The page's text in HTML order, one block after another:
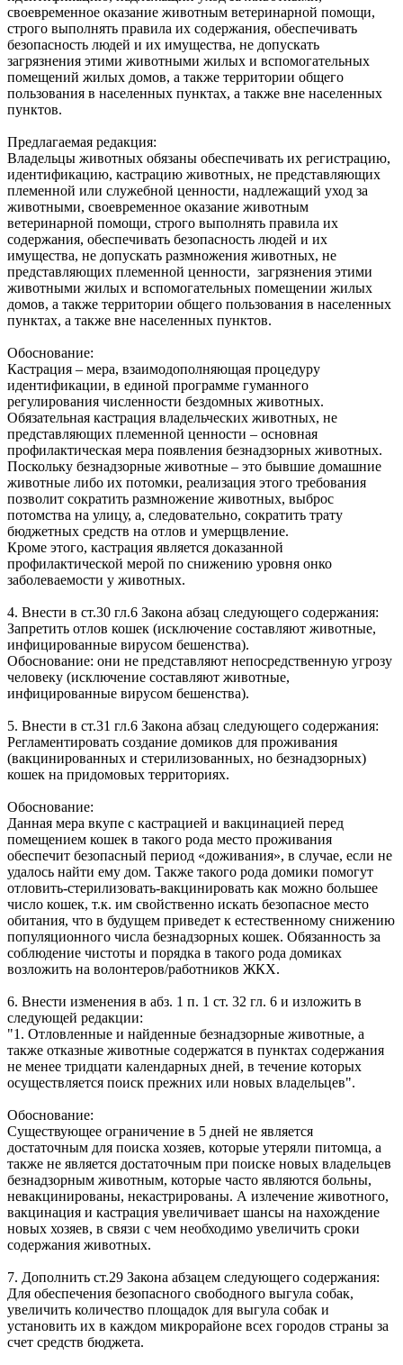
своевременное оказание животным ветеринарной помощи,
строго выполнять правила их содержания, обеспечивать
безопасность людей и их имущества, не допускать
загрязнения этими животными жилых и вспомогательных
помещений жилых домов, а также территории общего
пользования в населенных пунктах, а также вне населенных
пунктов.
Предлагаемая редакция:
Владельцы животных обязаны обеспечивать их регистрацию,
идентификацию, кастрацию животных, не представляющих
племенной или служебной ценности, надлежащий уход за
животными, своевременное оказание животным
ветеринарной помощи, строго выполнять правила их
содержания, обеспечивать безопасность людей и их
имущества, не допускать размножения животных, не
представляющих племенной ценности, загрязнения этими
животными жилых и вспомогательных помещении жилых
домов, а также территории общего пользования в населенных
пунктах, а также вне населенных пунктов.
Обоснование:
Кастрация – мера, взаимодополняющая процедуру
идентификации, в единой программе гуманного
регулирования численности бездомных животных.
Обязательная кастрация владельческих животных, не
представляющих племенной ценности – основная
профилактическая мера появления безнадзорных животных.
Поскольку безнадзорные животные – это бывшие домашние
животные либо их потомки, реализация этого требования
позволит сократить размножение животных, выброс
потомства на улицу, а, следовательно, сократить трату
бюджетных средств на отлов и умерщвление.
Кроме этого, кастрация является доказанной
профилактической мерой по снижению уровня онко
заболеваемости у животных.
4. Внести в ст.30 гл.6 Закона абзац следующего содержания:
Запретить отлов кошек (исключение составляют животные,
инфицированные вирусом бешенства).
Обоснование: они не представляют непосредственную угрозу
человеку (исключение составляют животные,
инфицированные вирусом бешенства).
5. Внести в ст.31 гл.6 Закона абзац следующего содержания:
Регламентировать создание домиков для проживания
(вакцинированных и стерилизованных, но безнадзорных)
кошек на придомовых территориях.
Обоснование:
Данная мера вкупе с кастрацией и вакцинацией перед
помещением кошек в такого рода место проживания
обеспечит безопасный период «доживания», в случае, если не
удалось найти ему дом. Также такого рода домики помогут
отловить-стерилизовать-вакцинировать как можно большее
число кошек, т.к. им свойственно искать безопасное место
обитания, что в будущем приведет к естественному снижению
популяционного числа безнадзорных кошек. Обязанность за
соблюдение чистоты и порядка в такого рода домиках
возложить на волонтеров/работников ЖКХ.
6. Внести изменения в абз. 1 п. 1 ст. 32 гл. 6 и изложить в
следующей редакции:
"1. Отловленные и найденные безнадзорные животные, а
также отказные животные содержатся в пунктах содержания
не менее тридцати календарных дней, в течение которых
осуществляется поиск прежних или новых владельцев".
Обоснование:
Существующее ограничение в 5 дней не является
достаточным для поиска хозяев, которые утеряли питомца, а
также не является достаточным при поиске новых владельцев
безнадзорным животным, которые часто являются больны,
невакцинированы, некастрированы. А излечение животного,
вакцинация и кастрация увеличивает шансы на нахождение
новых хозяев, в связи с чем необходимо увеличить сроки
содержания животных.
7. Дополнить ст.29 Закона абзацем следующего содержания:
Для обеспечения безопасного свободного выгула собак,
увеличить количество площадок для выгула собак и
установить их в каждом микрорайоне всех городов страны за
счет средств бюджета.